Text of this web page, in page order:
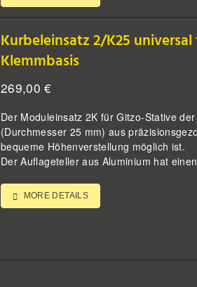
Kurbeleinsatz 2/K25
Klemmbasis
269,00 €
Der Moduleinsatz 2K für Gitzo-Stative
(Durchmesser 25 mm) aus
bequeme Höhenverstellung möglich ist.
Der Auflageteller aus Aluminium hat
MORE DETAILS